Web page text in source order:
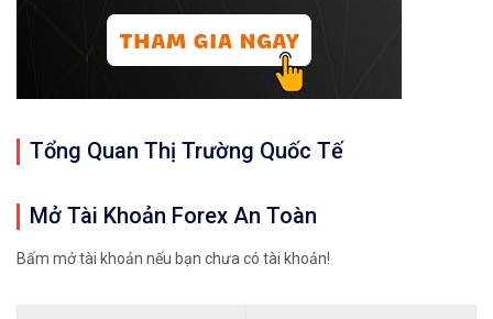
Xem video hướng dẫn cách mua bán tiền điện
𝘟𝘦𝘮 𝘤𝘩𝘪 𝘵𝘪ế𝘵: https://chungkhoanforex.com/8-1-
Cảm ơn bạn đã xem thông tin
Tổng Quan Thị Trường Quốc Tế
Mở Tài Khoản Forex An Toàn
Bấm mở tài khoản nếu bạn chưa có tài khoản!